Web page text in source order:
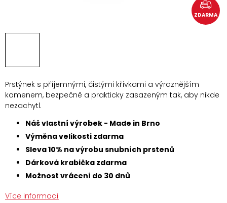
ZDARMA
Prstýnek s příjemnými, čistými křivkami a výraznějším
kamenem, bezpečně a prakticky zasazeným tak, aby nikde
nezachytl.
Náš vlastní výrobek - Made in Brno
Výměna velikosti zdarma
Sleva 10% na výrobu snubních prstenů
Dárková krabička zdarma
Možnost vrácení do 30 dnů
Více informací